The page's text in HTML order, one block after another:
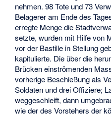
nehmen. 98 Tote und 73
Belagerer am Ende des
erregte Menge die
setzte, wurden mit Hilfe von
vor der Bastille in Stellung
kapitulierte. Die über die
Brücken einströmenden
vorherige Beschießung als
Soldaten und drei Offiziere;
weggeschleift, dann
wie der des Vorstehers der